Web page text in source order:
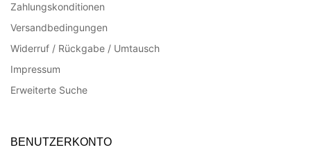
Zahlungskonditionen
Versandbedingungen
Widerruf / Rückgabe / Umtausch
Impressum
Erweiterte Suche
BENUTZERKONTO